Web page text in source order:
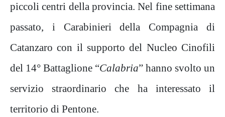
piccoli centri della provincia. Nel fine settimana
passato, i Carabinieri della Compagnia di
Catanzaro con il supporto del Nucleo Cinofili
del 14° Battaglione “Calabria” hanno svolto un
servizio straordinario che ha interessato il
territorio di Pentone.